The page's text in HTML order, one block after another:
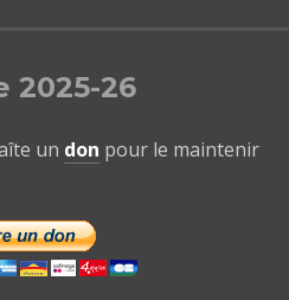
2025-26
un don pour le maintenir